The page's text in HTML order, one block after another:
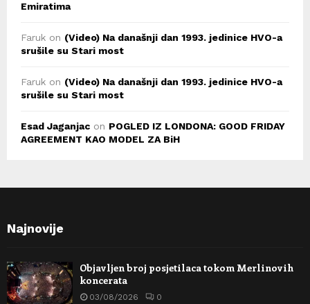
Emiratima
Faruk on (Video) Na današnji dan 1993. jedinice HVO-a
srušile su Stari most
Faruk on (Video) Na današnji dan 1993. jedinice HVO-a
srušile su Stari most
Esad Jaganjac on POGLED IZ LONDONA: GOOD FRIDAY
AGREEMENT KAO MODEL ZA BiH
Najnovije
Objavljen broj posjetilaca tokom Merlinovih
koncerata
03/08/2026 0